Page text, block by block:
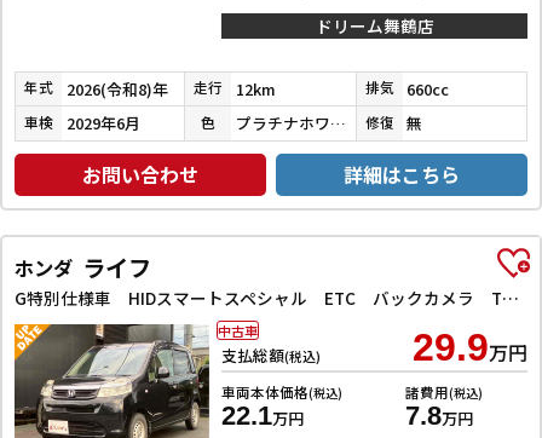
ドリーム舞鶴店
年式 2026(令和8)年 走行 12km 排気 660cc
車検 2029年6月 色 プラチナホワイトパール 修復 無
お問い合わせ 詳細はこちら
ホンダ ライフ
G特別仕様車 HIDスマートスペシャル ETC バックカメラ TV HID スマートキー ベンチシート AT 盗難防止システム ABS CD ミュージックプレイヤー接続可 衝突安全ボディ エアコン パワーステアリング パワーウィンドウ
支払総額(税込) 29.9万円
車両本体価格(税込)
22.1万円
諸費用(税込)
7.8万円
中古車